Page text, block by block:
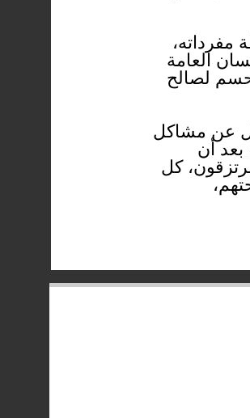
مفرداته،
العامة
لصالح
عن مشاكل
أن
كل